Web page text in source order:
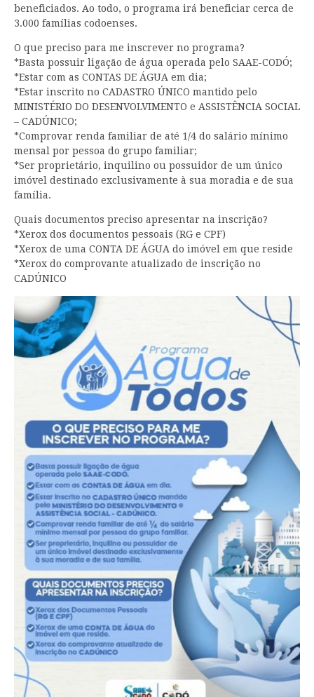
beneficiados. Ao todo, o programa irá beneficiar cerca de
3.000 famílias codoenses.
O que preciso para me inscrever no programa?
*Basta possuir ligação de água operada pelo SAAE-CODÓ;
*Estar com as CONTAS DE ÁGUA em dia;
*Estar inscrito no CADASTRO ÚNICO mantido pelo
MINISTÉRIO DO DESENVOLVIMENTO e ASSISTÊNCIA SOCIAL
– CADÚNICO;
*Comprovar renda familiar de até 1/4 do salário mínimo
mensal por pessoa do grupo familiar;
*Ser proprietário, inquilino ou possuidor de um único
imóvel destinado exclusivamente à sua moradia e de sua
família.
Quais documentos preciso apresentar na inscrição?
*Xerox dos documentos pessoais (RG e CPF)
*Xerox de uma CONTA DE ÁGUA do imóvel em que reside
*Xerox do comprovante atualizado de inscrição no
CADÚNICO